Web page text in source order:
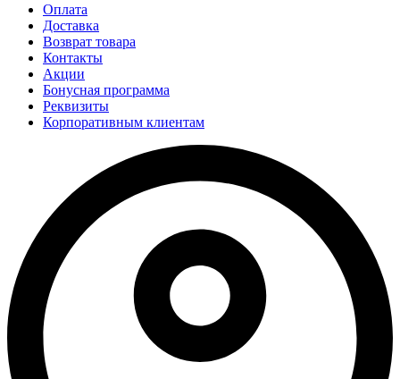
Оплата
Доставка
Возврат товара
Контакты
Акции
Бонусная программа
Реквизиты
Корпоративным клиентам